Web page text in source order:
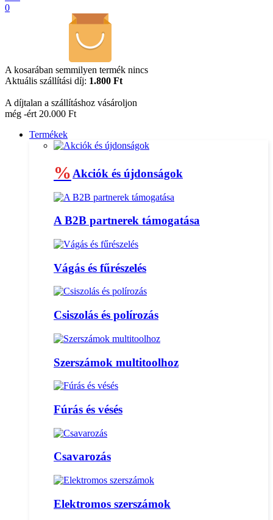
0
A kosarában semmilyen termék nincs
Aktuális szállítási díj: 1.800 Ft
A díjtalan a szállításhoz vásároljon
még -ért 20.000 Ft
Termékek
% Akciók és újdonságok
A B2B partnerek támogatása
Vágás és fűrészelés
Csiszolás és polírozás
Szerszámok multitoolhoz
Fúrás és vésés
Csavarozás
Elektromos szerszámok